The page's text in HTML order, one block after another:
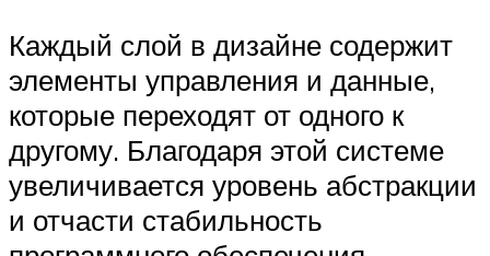
Каждый слой в дизайне содержит
элементы управления и данные,
которые переходят от одного к
другому. Благодаря этой системе
увеличивается уровень абстракции
и отчасти стабильность